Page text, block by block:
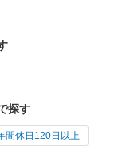
探す
間休日120日以上